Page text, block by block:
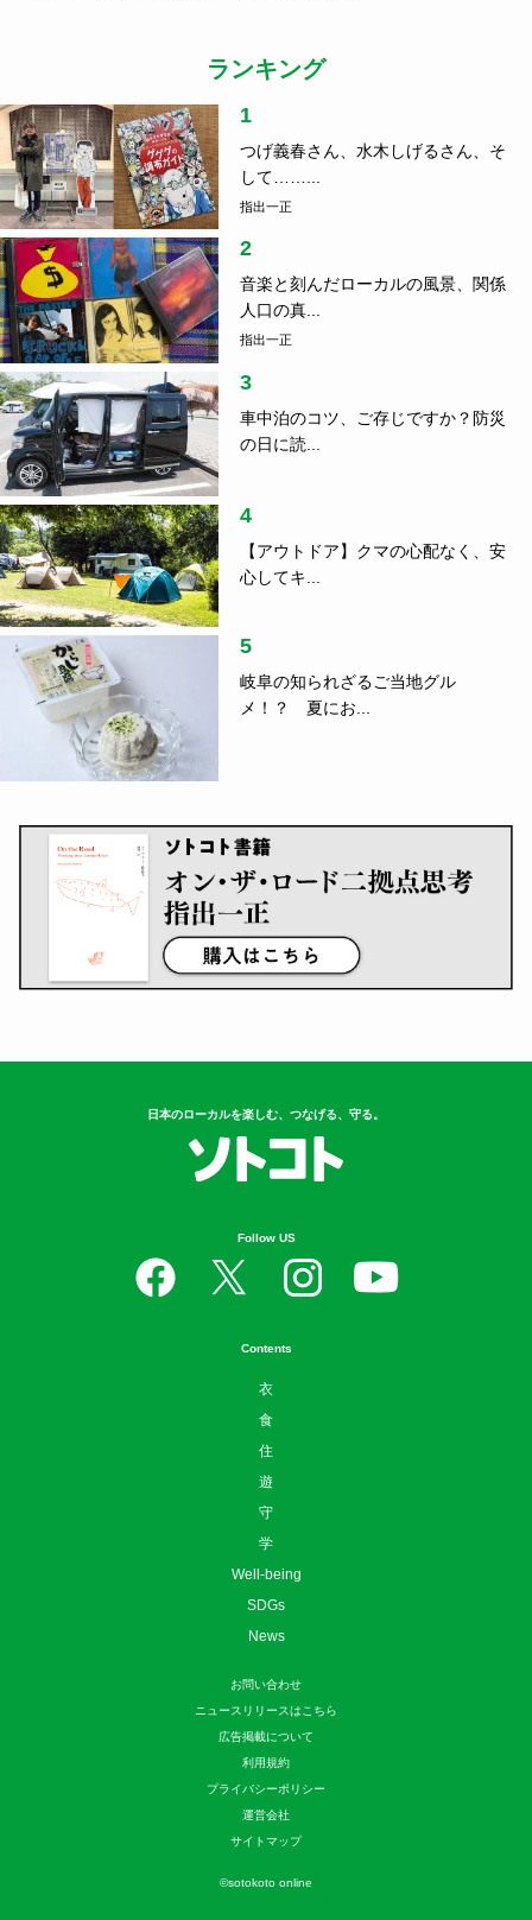
ランキング
1
つげ義春さん、水木しげるさん、そ
して……...
指出一正
2
音楽と刻んだローカルの風景、関係
人口の真...
指出一正
3
車中泊のコツ、ご存じですか？防災
の日に読...
4
【アウトドア】クマの心配なく、安
心してキ...
5
岐阜の知られざるご当地グル
メ！？ 夏にお...
日本のローカルを楽しむ、つなげる、守る。
Follow US
Contents
衣
食
住
遊
守
学
Well-being
SDGs
News
お問い合わせ
ニュースリリースはこちら
広告掲載について
利用規約
プライバシーポリシー
運営会社
サイトマップ
©sotokoto online